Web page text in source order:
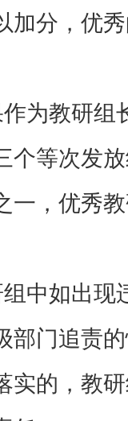
加分，优
为教研组
个等次发
一，优秀
中如出现
部门追责
实的，教